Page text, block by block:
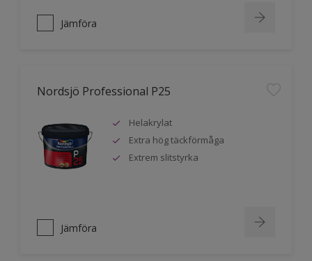
Jämföra
Nordsjö Professional P25
Helakrylat
Extra hög täckförmåga
Extrem slitstyrka
Jämföra